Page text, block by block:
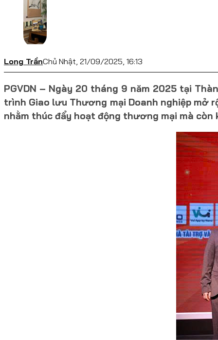
Long TrầnChủ Nhật, 21/09/2025, 16:13
PGVDN – Ngày 20 tháng 9 năm 2025 tại
trình Giao lưu Thương mại Doanh nghiệp mở
nhằm thúc đẩy hoạt động thương mại mà